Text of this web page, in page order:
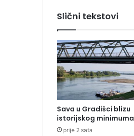
o
j
l
i
s
t
i
Slični tekstovi
Sava u Gradišci blizu
istorijskog minimuma
prije 2 sata